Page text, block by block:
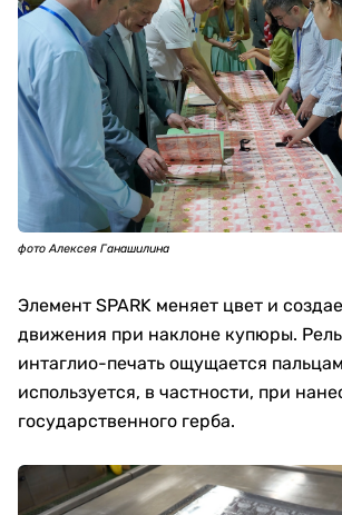
фото Алексея Ганашилина
Элемент SPARK меняет цвет и
движения при наклоне купюры.
интаглио-печать ощущается
используется, в частности, при
государственного герба.